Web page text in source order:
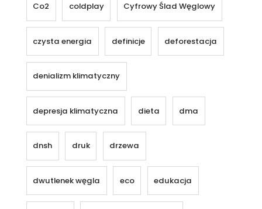
Co2 coldplay Cyfrowy Ślad Węglowy
czysta energia definicje deforestacja
denializm klimatyczny
depresja klimatyczna dieta dma
dnsh druk drzewa
dwutlenek węgla eco edukacja